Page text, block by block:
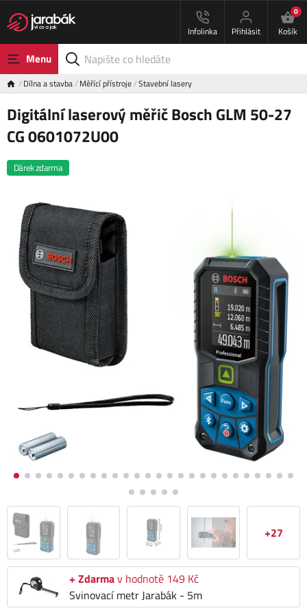
Infolinka Přihlásit
0
Košík
Menu
Dílna a stavba Měřící přístroje Stavební lasery
Digitální laserový měřič Bosch GLM 50-27
CG 0601072U00
Dárek zdarma
+27
+ Zdarmav hodnotě 149 Kč
Svinovací metr Jarabák - 5m